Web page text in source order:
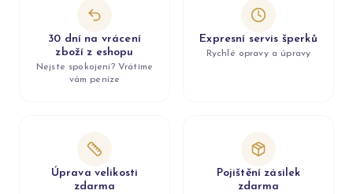
30 dní na vrácení
zboží z eshopu
Nejste spokojeni? Vrátíme
vám peníze
Expresní servis šperků
Rychlé opravy a úpravy
Úprava velikosti
zdarma
Pojištění zásilek
zdarma